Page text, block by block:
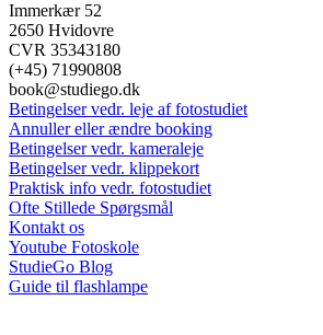
Immerkær 52
2650 Hvidovre
CVR 35343180
(+45) 71990808
book@studiego.dk
Betingelser vedr. leje af fotostudiet
Annuller eller ændre booking
Betingelser vedr. kameraleje
Betingelser vedr. klippekort
Praktisk info vedr. fotostudiet
Ofte Stillede Spørgsmål
Kontakt os
Youtube Fotoskole
StudieGo Blog
Guide til flashlampe